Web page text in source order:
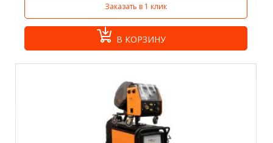
Заказать в 1 клик
В КОРЗИНУ